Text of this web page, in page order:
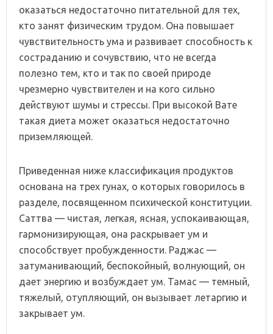
оказаться недостаточно питательной для тех,
кто занят физическим трудом. Она повышает
чувствительность ума и развивает способность к
состраданию и сочувствию, что не всегда
полезно тем, кто и так по своей природе
чрезмерно чувствителен и на кого сильно
действуют шумы и стрессы. При высокой Вате
такая диета может оказаться недостаточно
приземляющей.
Приведенная ниже классификация продуктов
основана на трех гунах, о которых говорилось в
разделе, посвященном психической конституции.
Саттва — чистая, легкая, ясная, успокаивающая,
гармонизирующая, она раскрывает ум и
способствует пробужденности. Раджас —
затуманивающий, беспокойный, волнующий, он
дает энергию и возбуждает ум. Тамас — темный,
тяжелый, отупляющий, он вызывает летаргию и
закрывает ум.